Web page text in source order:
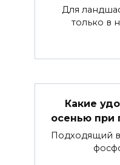
Для
только в
Какие
осенью при
Подходящий